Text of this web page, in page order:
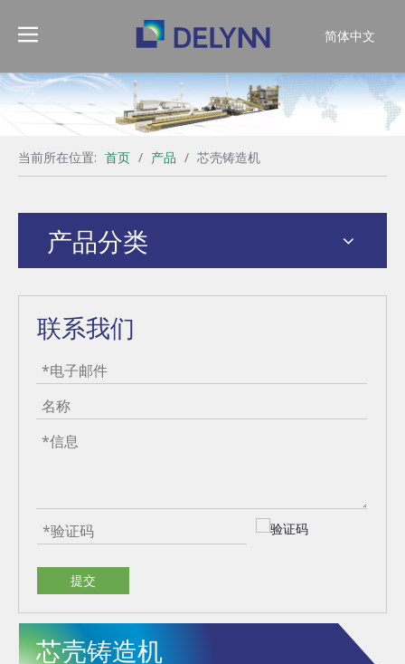
简体中文
当前所在位置: 首页 / 产品 / 芯壳铸造机
产品分类
联系我们
提交
芯壳铸造机